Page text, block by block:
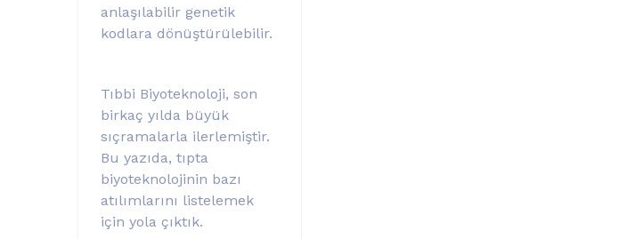
anlaşılabilir genetik
kodlara dönüştürülebilir.
Tıbbi Biyoteknoloji, son
birkaç yılda büyük
sıçramalarla ilerlemiştir.
Bu yazıda, tıpta
biyoteknolojinin bazı
atılımlarını listelemek
için yola çıktık.